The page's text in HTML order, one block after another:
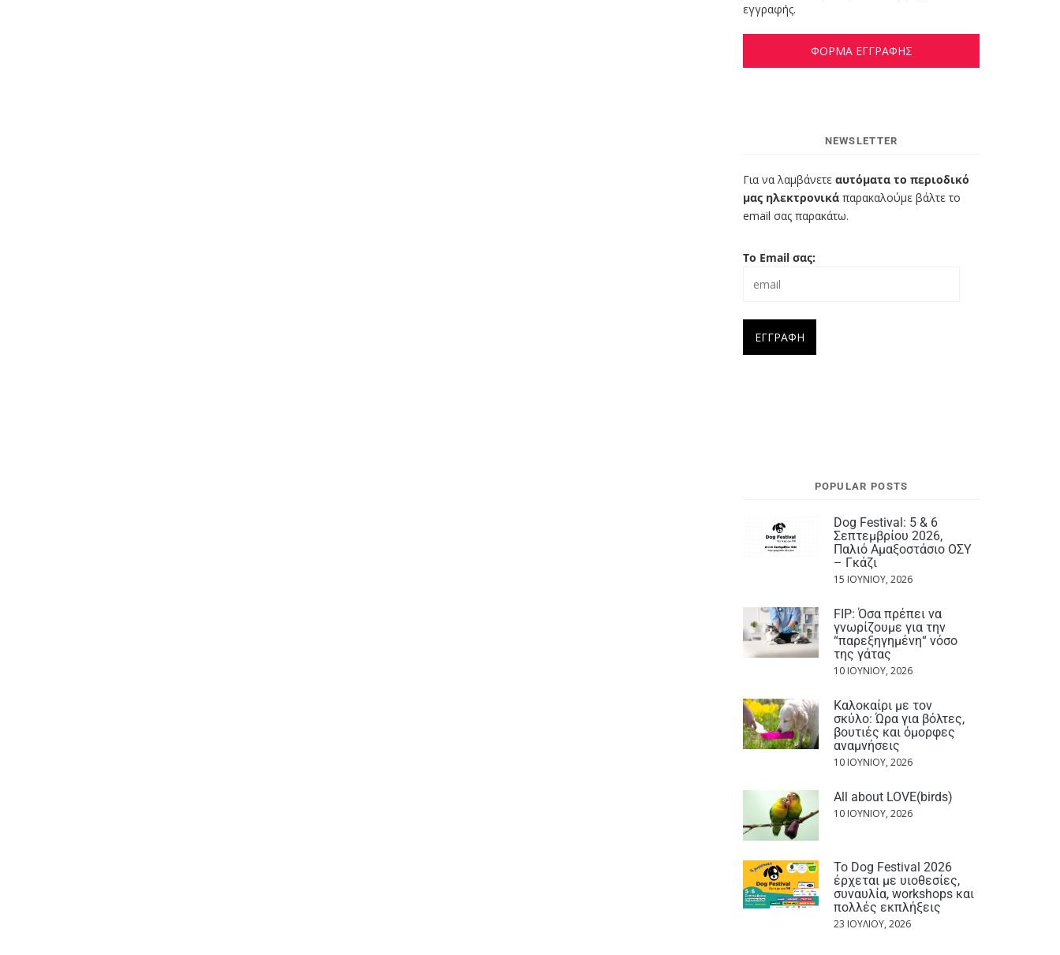
εγγραφής.
ΦΟΡΜΑ ΕΓΓΡΑΦΗΣ
NEWSLETTER
Για να λαμβάνετε αυτόματα το περιοδικό
μας ηλεκτρονικά παρακαλούμε βάλτε το
email σας παρακάτω.
Το Email σας:
POPULAR POSTS
Dog Festival: 5 & 6
Σεπτεμβρίου 2026,
Παλιό Αμαξοστάσιο ΟΣΥ
– Γκάζι
15 ΙΟΥΝΊΟΥ, 2026
FIP: Όσα πρέπει να
γνωρίζουμε για την
“παρεξηγημένη“ νόσο
της γάτας
10 ΙΟΥΝΊΟΥ, 2026
Καλοκαίρι με τον
σκύλο: Ώρα για βόλτες,
βουτιές και όμορφες
αναμνήσεις
10 ΙΟΥΝΊΟΥ, 2026
All about LOVE(birds)
10 ΙΟΥΝΊΟΥ, 2026
Το Dog Festival 2026
έρχεται με υιοθεσίες,
συναυλία, workshops και
πολλές εκπλήξεις
23 ΙΟΥΛΊΟΥ, 2026